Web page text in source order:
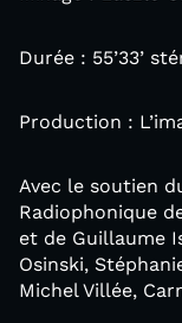
Durée : 55’33’
Production :
Avec le soutien
Radiophonique
et de Guillaume
Osinski,
Michel Villée,